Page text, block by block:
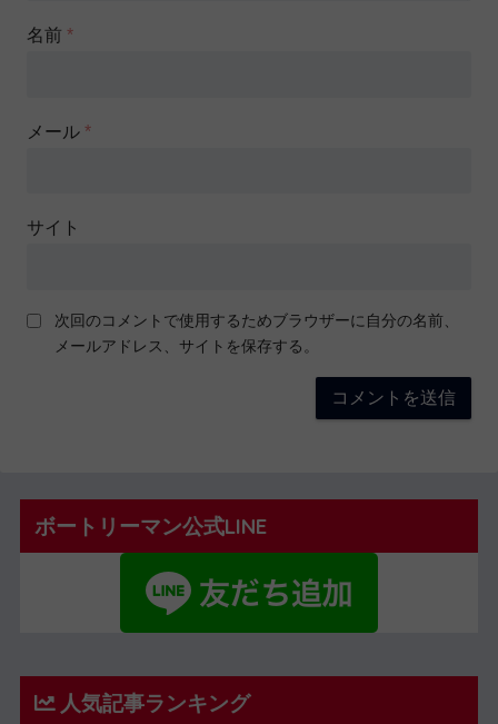
名前 *
メール *
サイト
次回のコメントで使用するためブラウザーに自分の名前、
メールアドレス、サイトを保存する。
ボートリーマン公式LINE
人気記事ランキング